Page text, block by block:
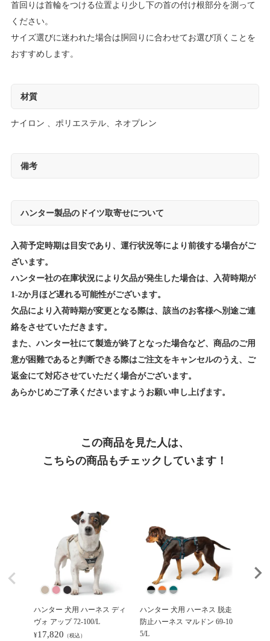
首回りは首輪をつける位置より少し下の首の付け根部分を測って
ください。
サイズ選びに迷われた場合は胴回りに合わせてお選び頂くことを
おすすめします。
材質
ナイロン 、ポリエステル、ネオプレン
備考
ハンター製品のドイツ取寄せについて
入荷予定時期は目安であり、運行状況等により前後する場合がご
ざいます。
ハンター社の在庫状況により欠品が発生した場合は、入荷時期が
1-2か月ほど遅れる可能性がございます。
欠品により入荷時期が変更となる際は、該当のお客様へ別途ご連
絡をさせていただきます。
また、ハンター社にて製造が終了となった場合など、商品のご用
意が困難であると判断できる際はご注文をキャンセルのうえ、ご
返金にて対応させていただく場合がございます。
あらかじめご了承くださいますようお願い申し上げます。
この商品を見た人は、
こちらの商品もチェックしています！
ハンター 犬用 ハーネス ディ
ヴォ アップ 72-100/L
¥17,820 （税込）
ハンター 犬用 ハーネス 脱走
防止ハーネス マルドン 69-10
5/L